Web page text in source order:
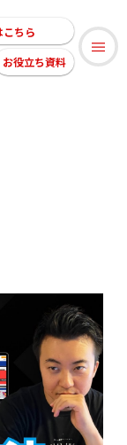
こちら
お役立ち資料